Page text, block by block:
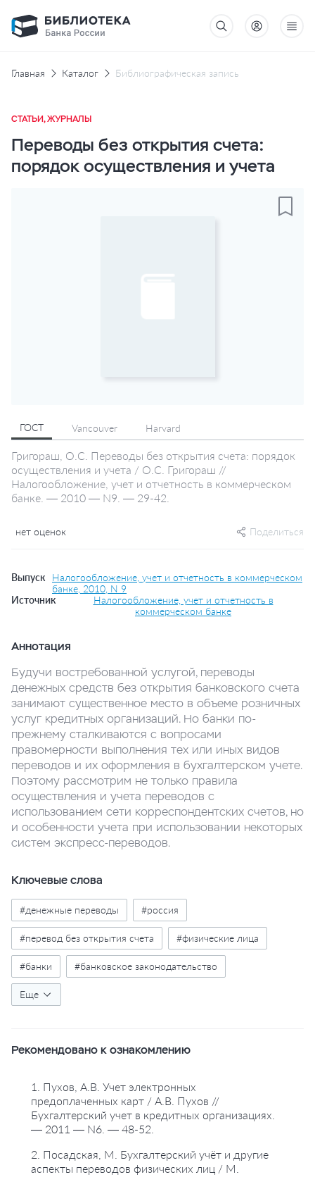
Главная Каталог Библиографическая запись
СТАТЬИ, ЖУРНАЛЫ
Переводы без открытия счета:
порядок осуществления и учета
ГОСТ Vancouver Harvard
Григораш, О.С. Переводы без открытия счета: порядок
осуществления и учета / О.С. Григораш //
Налогообложение, учет и отчетность в коммерческом
банке. — 2010 — N9. — 29-42.
нет оценок Поделиться
Выпуск
Налогообложение, учет и отчетность в коммерческом
банке, 2010, N 9
Источник
Налогообложение, учет и отчетность в
коммерческом банке
Аннотация
Будучи востребованной услугой, переводы
денежных средств без открытия банковского счета
занимают существенное место в объеме розничных
услуг кредитных организаций. Но банки по-
прежнему сталкиваются с вопросами
правомерности выполнения тех или иных видов
переводов и их оформления в бухгалтерском учете.
Поэтому рассмотрим не только правила
осуществления и учета переводов с
использованием сети корреспондентских счетов, но
и особенности учета при использовании некоторых
систем экспресс-переводов.
Ключевые слова
#денежные переводы #россия
#перевод без открытия счета #физические лица
#банки #банковское законодательство
#бухгалтерский учет
Еще
Рекомендовано к ознакомлению
1. Пухов, А.В. Учет электронных
предоплаченных карт / А.В. Пухов //
Бухгалтерский учет в кредитных организациях.
— 2011 — N6. — 48-52.
2. Посадская, М. Бухгалтерский учёт и другие
аспекты переводов физических лиц / М.